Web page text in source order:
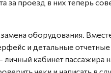
за проезд в них теперь
оборудования.
и детальные
кабинет пассажира
чеки и написать в